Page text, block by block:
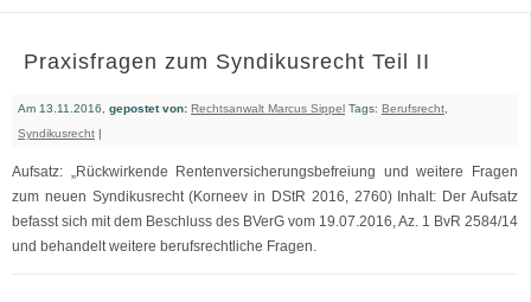
Praxisfragen zum Syndikusrecht Teil II
Am 13.11.2016, gepostet von: Rechtsanwalt Marcus Sippel Tags: Berufsrecht
Syndikusrecht |
Aufsatz: „Rückwirkende Rentenversicherungsbefreiung und weitere Fragen
zum neuen Syndikusrecht (Korneev in DStR 2016, 2760) Inhalt: Der Aufsatz
befasst sich mit dem Beschluss des BVerG vom 19.07.2016, Az. 1 BvR 2584/14
und behandelt weitere berufsrechtliche Fragen.